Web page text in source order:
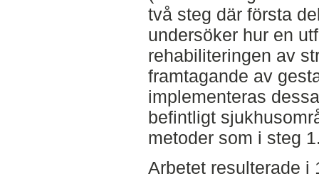
två steg där första
undersöker hur en
rehabiliteringen av
framtagande av
implementeras
befintligt
metoder som i steg
Arbetet resulterade i